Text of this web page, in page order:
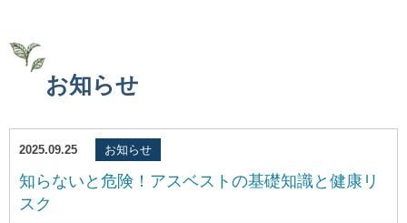
お知らせ
2025.09.25 お知らせ
知らないと危険！アスベストの基礎知識と健康リ
スク